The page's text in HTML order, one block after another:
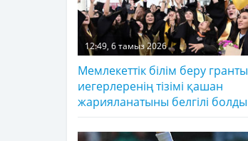
12:49, 6 тамыз 2026
Мемлекеттік білім беру гранты
иегерлеренің тізімі қашан
жарияланатыны белгілі болды